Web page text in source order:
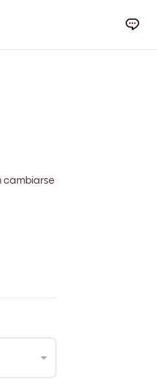
cambiarse